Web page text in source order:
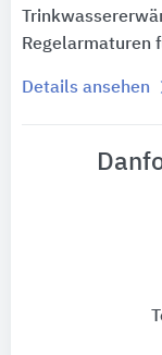
Regelarmaturen
Details ansehen